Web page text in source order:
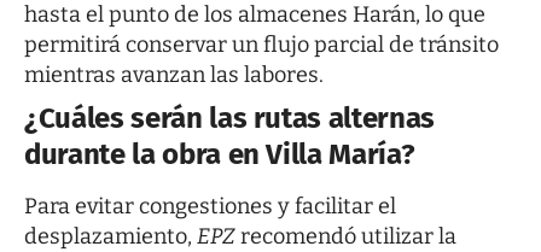
hasta el punto de los almacenes Harán, lo que
permitirá conservar un flujo parcial de tránsito
mientras avanzan las labores.
¿Cuáles serán las rutas alternas
durante la obra en Villa María?
Para evitar congestiones y facilitar el
desplazamiento, EPZrecomendó utilizar la